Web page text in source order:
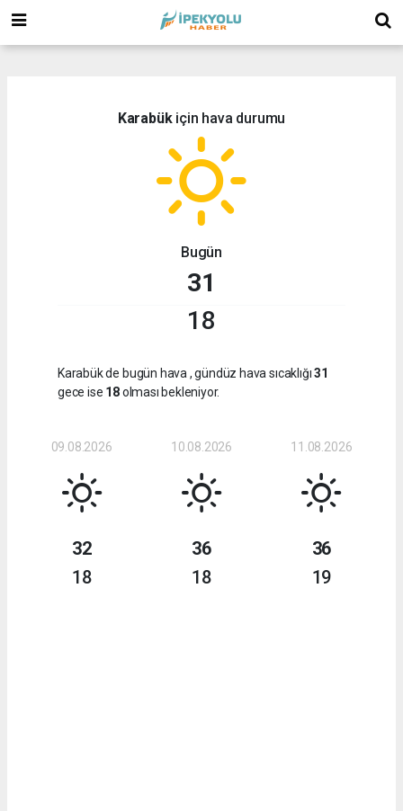
Karabükiçin hava durumu
Bugün
31
18
Karabük de bugün hava , gündüz hava sıcaklığı31
gece ise 18olması bekleniyor.
09.08.2026
32
18
10.08.2026
36
18
11.08.2026
36
19